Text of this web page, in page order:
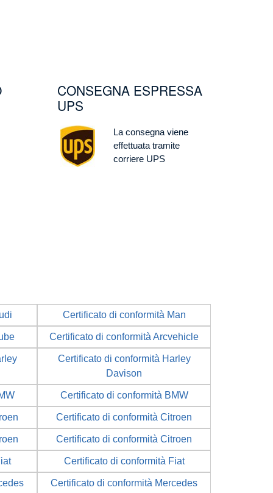
CONSEGNA ESPRESSA
UPS
Image
La consegna viene
effettuata tramite
corriere UPS
Certificato di conformità Man
Certificato di conformità Arcvehicle
Certificato di conformità Harley
Davison
Certificato di conformità BMW
Certificato di conformità Citroen
Certificato di conformità Citroen
Certificato di conformità Fiat
Certificato di conformità Mercedes